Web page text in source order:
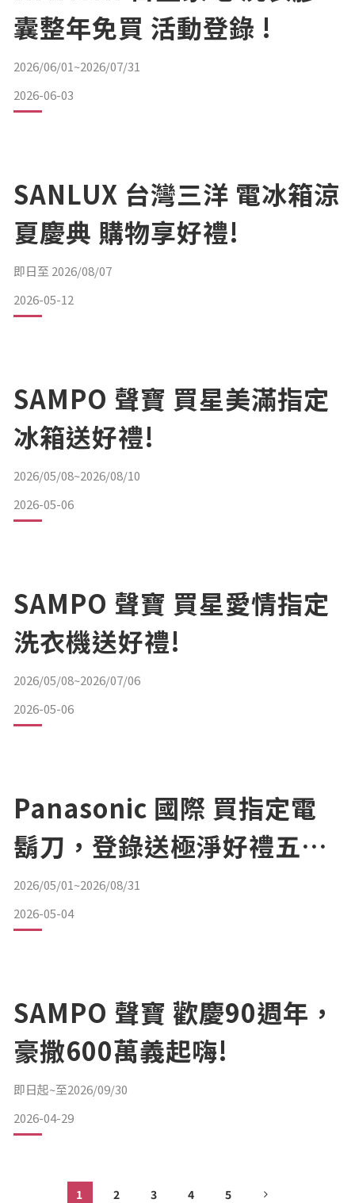
囊整年免買 活動登錄 !
2026/06/01~2026/07/31
2026-06-03
SANLUX 台灣三洋 電冰箱涼
夏慶典 購物享好禮!
即日至 2026/08/07
2026-05-12
SAMPO 聲寶 買星美滿指定
冰箱送好禮!
2026/05/08~2026/08/10
2026-05-06
SAMPO 聲寶 買星愛情指定
洗衣機送好禮!
2026/05/08~2026/07/06
2026-05-06
Panasonic 國際 買指定電
鬍刀，登錄送極淨好禮五選
一！
2026/05/01~2026/08/31
2026-05-04
SAMPO 聲寶 歡慶90週年，
豪撒600萬義起嗨!
即日起~至2026/09/30
2026-04-29
1 2 3 4 5